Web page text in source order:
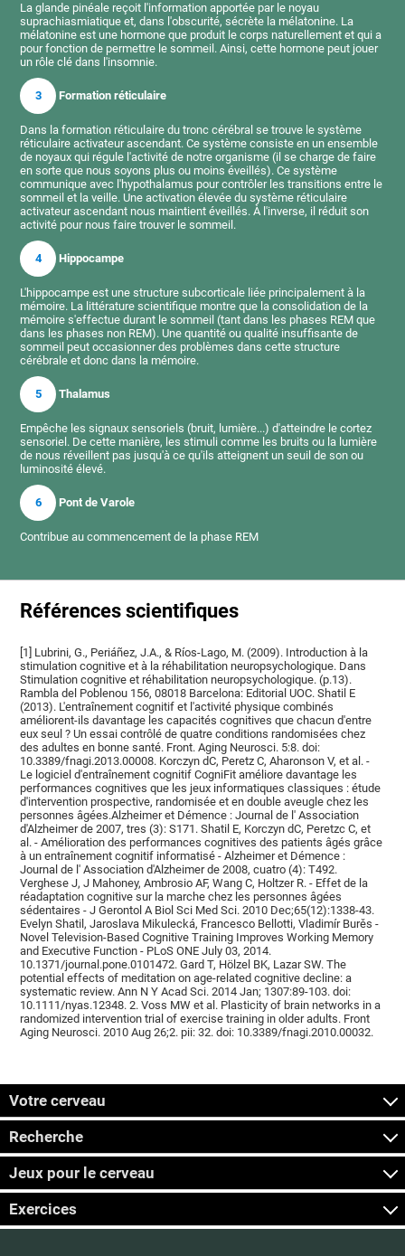
La glande pinéale reçoit l'information apportée par le noyau
suprachiasmiatique et, dans l'obscurité, sécrète la mélatonine. La
mélatonine est une hormone que produit le corps naturellement et qui a
pour fonction de permettre le sommeil. Ainsi, cette hormone peut jouer
un rôle clé dans l'insomnie.
3 Formation réticulaire
Dans la formation réticulaire du tronc cérébral se trouve le système
réticulaire activateur ascendant. Ce système consiste en un ensemble
de noyaux qui régule l'activité de notre organisme (il se charge de faire
en sorte que nous soyons plus ou moins éveillés). Ce système
communique avec l'hypothalamus pour contrôler les transitions entre le
sommeil et la veille. Une activation élevée du système réticulaire
activateur ascendant nous maintient éveillés. À l'inverse, il réduit son
activité pour nous faire trouver le sommeil.
4 Hippocampe
L'hippocampe est une structure subcorticale liée principalement à la
mémoire. La littérature scientifique montre que la consolidation de la
mémoire s'effectue durant le sommeil (tant dans les phases REM que
dans les phases non REM). Une quantité ou qualité insuffisante de
sommeil peut occasionner des problèmes dans cette structure
cérébrale et donc dans la mémoire.
5 Thalamus
Empêche les signaux sensoriels (bruit, lumière...) d'atteindre le cortez
sensoriel. De cette manière, les stimuli comme les bruits ou la lumière
de nous réveillent pas jusqu'à ce qu'ils atteignent un seuil de son ou
luminosité élevé.
6 Pont de Varole
Contribue au commencement de la phase REM
Références scientifiques
[1] Lubrini, G., Periáñez, J.A., & Ríos-Lago, M. (2009). Introduction à la
stimulation cognitive et à la réhabilitation neuropsychologique. Dans
Stimulation cognitive et réhabilitation neuropsychologique. (p.13).
Rambla del Poblenou 156, 08018 Barcelona: Editorial UOC. Shatil E
(2013). L'entraînement cognitif et l'activité physique combinés
améliorent-ils davantage les capacités cognitives que chacun d'entre
eux seul ? Un essai contrôlé de quatre conditions randomisées chez
des adultes en bonne santé. Front. Aging Neurosci. 5:8. doi:
10.3389/fnagi.2013.00008. Korczyn dC, Peretz C, Aharonson V, et al. -
Le logiciel d'entraînement cognitif CogniFit améliore davantage les
performances cognitives que les jeux informatiques classiques : étude
d'intervention prospective, randomisée et en double aveugle chez les
personnes âgées.Alzheimer et Démence : Journal de l' Association
d'Alzheimer de 2007, tres (3): S171. Shatil E, Korczyn dC, Peretzc C, et
al. - Amélioration des performances cognitives des patients âgés grâce
à un entraînement cognitif informatisé - Alzheimer et Démence :
Journal de l' Association d'Alzheimer de 2008, cuatro (4): T492.
Verghese J, J Mahoney, Ambrosio AF, Wang C, Holtzer R. - Effet de la
réadaptation cognitive sur la marche chez les personnes âgées
sédentaires - J Gerontol A Biol Sci Med Sci. 2010 Dec;65(12):1338-43.
Evelyn Shatil, Jaroslava Mikulecká, Francesco Bellotti, Vladimír Burěs -
Novel Television-Based Cognitive Training Improves Working Memory
and Executive Function - PLoS ONE July 03, 2014.
10.1371/journal.pone.0101472. Gard T, Hölzel BK, Lazar SW. The
potential effects of meditation on age-related cognitive decline: a
systematic review. Ann N Y Acad Sci. 2014 Jan; 1307:89-103. doi:
10.1111/nyas.12348. 2. Voss MW et al. Plasticity of brain networks in a
randomized intervention trial of exercise training in older adults. Front
Aging Neurosci. 2010 Aug 26;2. pii: 32. doi: 10.3389/fnagi.2010.00032.
Votre cerveau
Recherche
Jeux pour le cerveau
Exercices